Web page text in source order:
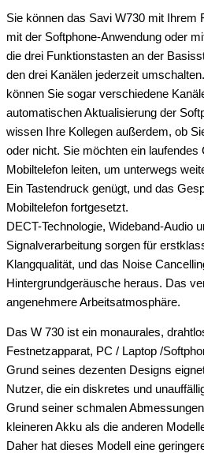
Sie können das Savi W730 mit Ihrem
mit der Softphone-Anwendung oder
die drei Funktionstasten an der
den drei Kanälen jederzeit
können Sie sogar verschiedene
automatischen Aktualisierung der
wissen Ihre Kollegen außerdem, ob
oder nicht. Sie möchten ein laufendes
Mobiltelefon leiten, um unterwegs
Ein Tastendruck genügt, und das
Mobiltelefon fortgesetzt.
DECT-Technologie, Wideband-Audio
Signalverarbeitung sorgen für
Klangqualität, und das Noise
Hintergrundgeräusche heraus. Das
angenehmere Arbeitsatmosphäre.
Das W 730 ist ein monaurales,
Festnetzapparat, PC / Laptop /
Grund seines dezenten Designs
Nutzer, die ein diskretes und
Grund seiner schmalen
kleineren Akku als die anderen
Daher hat dieses Modell eine